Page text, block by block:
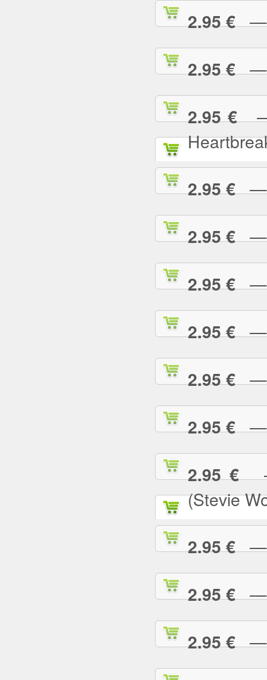
2.95 €—
2.95 €—
2.95 €—
2.95 €—
2.95 €—
2.95 €—
2.95 €—
2.95 €—
2.95 €—
2.95 €—
(Stevie
2.95 €—
2.95 €—
2.95 €—